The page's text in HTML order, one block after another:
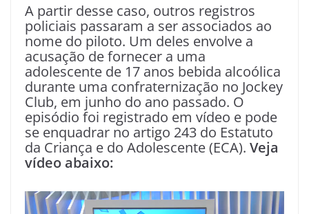
A partir desse caso, outros registros
policiais passaram a ser associados ao
nome do piloto. Um deles envolve a
acusação de fornecer a uma
adolescente de 17 anos bebida alcoólica
durante uma confraternização no Jockey
Club, em junho do ano passado. O
episódio foi registrado em vídeo e pode
se enquadrar no artigo 243 do Estatuto
da Criança e do Adolescente (ECA). Veja
vídeo abaixo: